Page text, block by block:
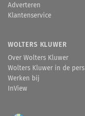
Adverteren
Klantenservice
WOLTERS KLUWER
Over Wolters Kluwer
Wolters Kluwer in de pers
Werken bij
InView